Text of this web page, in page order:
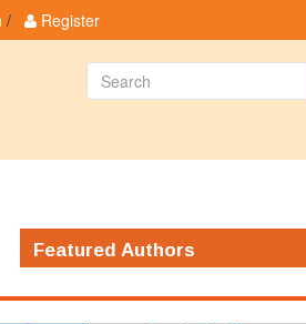
/ Register
Featured Authors